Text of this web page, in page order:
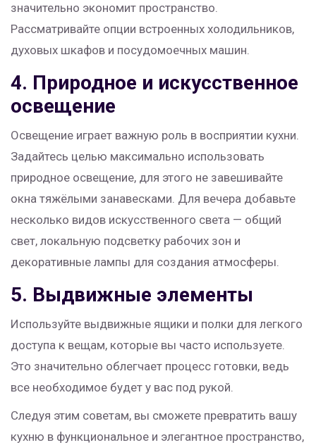
значительно экономит пространство.
Рассматривайте опции встроенных холодильников,
духовых шкафов и посудомоечных машин.
4. Природное и искусственное
освещение
Освещение играет важную роль в восприятии кухни.
Задайтесь целью максимально использовать
природное освещение, для этого не завешивайте
окна тяжёлыми занавесками. Для вечера добавьте
несколько видов искусственного света — общий
свет, локальную подсветку рабочих зон и
декоративные лампы для создания атмосферы.
5. Выдвижные элементы
Используйте выдвижные ящики и полки для легкого
доступа к вещам, которые вы часто используете.
Это значительно облегчает процесс готовки, ведь
все необходимое будет у вас под рукой.
Следуя этим советам, вы сможете превратить вашу
кухню в функциональное и элегантное пространство,